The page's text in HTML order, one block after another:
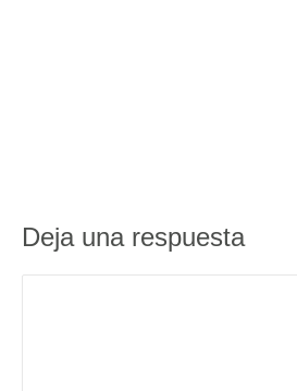
Deja una respuesta